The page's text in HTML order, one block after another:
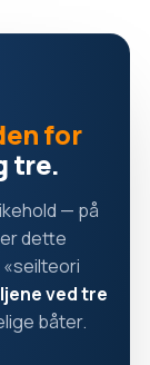
for
tre.
— på
dette
ved tre
båter.